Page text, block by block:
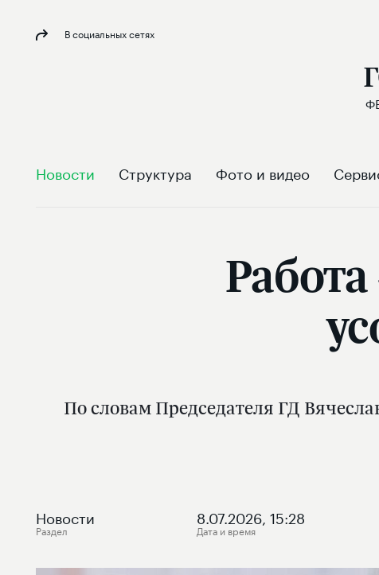
В социальных сетях
Новости Структура Фото и видео
По словам Председателя ГД
Новости
Раздел
8.07.2026, 15:28
Дата и время